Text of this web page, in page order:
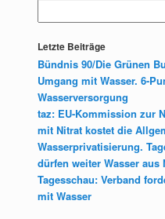
Letzte Beiträge
Bündnis 90/Die Grünen
Umgang mit Wasser. 6-
Wasserversorgung
taz: EU-Kommission zur
mit Nitrat kostet die
Wasserprivatisierung.
dürfen weiter Wasser
Tagesschau: Verband
mit Wasser